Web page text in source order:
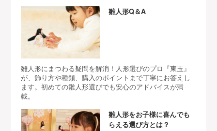
雛人形Q＆A
雛人形にまつわる疑問を解消！人形選びのプロ『東玉』
が、飾り方や種類、購入のポイントまで丁寧にお答えし
ます。初めての雛人形選びでも安心のアドバイスが満
載。
雛人形をお子様に喜んでも
らえる選び方とは？